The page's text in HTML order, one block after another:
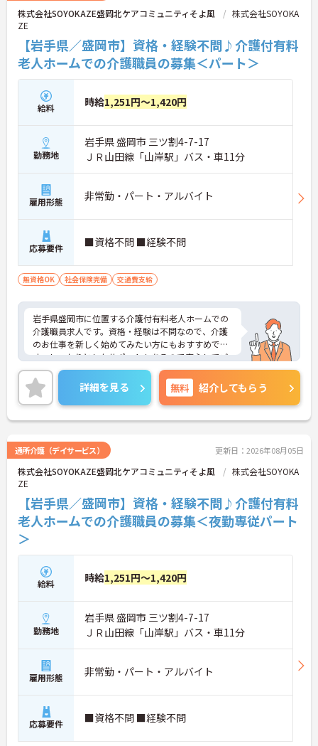
株式会社SOYOKAZE盛岡北ケアコミュニティそよ風
株式会社SOYOKA
ZE
【岩手県／盛岡市】資格・経験不問♪介護付有料
老人ホームでの介護職員の募集＜パート＞
給料 時給1,251円～1,420円
勤務地
岩手県 盛岡市 三ツ割4-7-17
ＪＲ山田線「山岸駅」バス・車11分
雇用形態 非常勤・パート・アルバイト
応募要件 ■資格不問 ■経験不問
無資格OK 社会保険完備 交通費支給
岩手県盛岡市に位置する介護付有料老人ホームでの
介護職員求人です。資格・経験は不問なので、介護
のお仕事を新しく始めてみたい方にもおすすめで
す。しっかりとしたサポートもあるので安心してご
就業していただけます。ご興味のある方には、面接
対策ポイント等、さらに詳細をお話ししますのでお
気軽にご相談ください！
詳細を見る 無料 紹介してもらう
通所介護（デイサービス） 更新日：2026年08月05日
株式会社SOYOKAZE盛岡北ケアコミュニティそよ風
株式会社SOYOKA
ZE
【岩手県／盛岡市】資格・経験不問♪介護付有料
老人ホームでの介護職員の募集＜夜勤専従パート
＞
給料 時給1,251円～1,420円
勤務地
岩手県 盛岡市 三ツ割4-7-17
ＪＲ山田線「山岸駅」バス・車11分
雇用形態 非常勤・パート・アルバイト
応募要件 ■資格不問 ■経験不問